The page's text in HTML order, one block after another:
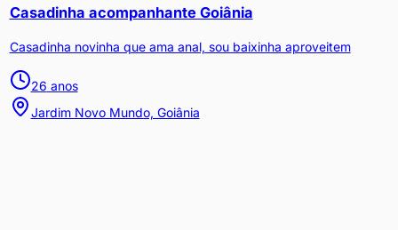
Casadinha acompanhante Goiânia
Casadinha novinha que ama anal, sou baixinha aproveitem
26 anos
Jardim Novo Mundo, Goiânia